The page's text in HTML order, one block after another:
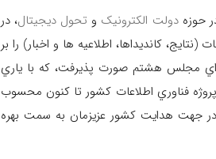
در حوزهدولت الکترونیک و تحول دیجیتال، در
كانديداها، اطلاعيه ها و اخبار) را بر
اي مجلس هشتم صورت پذيرفت، كه با ياري
فناوري اطلاعات كشور تا كنون محسوب
جهت هدايت كشور عزيزمان به سمت بهره